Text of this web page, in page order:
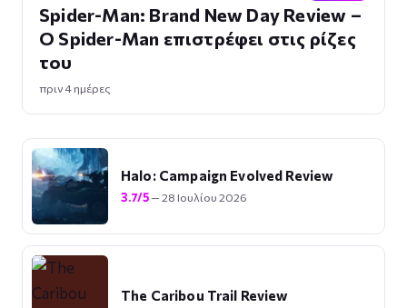
Spider-Man: Brand New Day Review –
Ο Spider-Man επιστρέφει στις ρίζες
του
πριν 4 ημέρες
Halo: Campaign Evolved Review
3.7/5— 28 Ιουλίου 2026
The Caribou Trail Review